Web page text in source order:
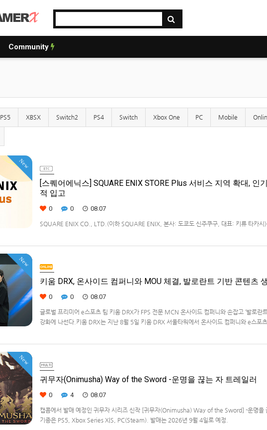
Community
PS5 XBSX Switch2 PS4 Switch Xbox One PC Mobile
New
[스퀘어에닉스] SQUARE ENIX STORE Plus 서비스 지역 확대, 인
적 입고
0 0 08.07
SQUARE ENIX CO., LTD.(이하 SQUARE ENIX, 본사: 도쿄도 신주쿠구, 대표: 키류 타카시)
New
키움 DRX, 온사이드 컴퍼니와 MOU 체결, 발로란트 기반 콘텐츠
0 0 08.07
글로벌 프리미어 e스포츠 팀 키움 DRX가 FPS 전문 MCN 온사이드 컴퍼니와 손잡고 ‘발로란
강화에 나선다.키움 DRX는 지난 8월 5일 키움 DRX 서울타워에서 온사이드 컴퍼니와 e스포
New
귀무자(Onimusha) Way of the Sword -운명을 끊는 자 트레일러
0 4 08.07
캡콤에서 발매 예정인 귀무자 시리즈 신작 [귀무자(Onimusha) Way of the Sword] -운명을
기종은 PS5, Xbox Series X|S, PC(Steam). 발매는 2026년 9월 4일로 예정.